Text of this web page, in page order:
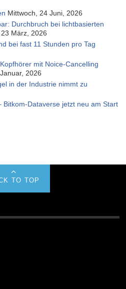
Mittwoch, 24 Juni, 2026
Durchbruch bei lichtbasierten
März, 2026
bei fast 11 Stunden pro Tag
mit Noice-Cancelling
2026
in der Industrie nimmt zu
Bitkom-Dataverse jetzt neu am Start
TO TOP